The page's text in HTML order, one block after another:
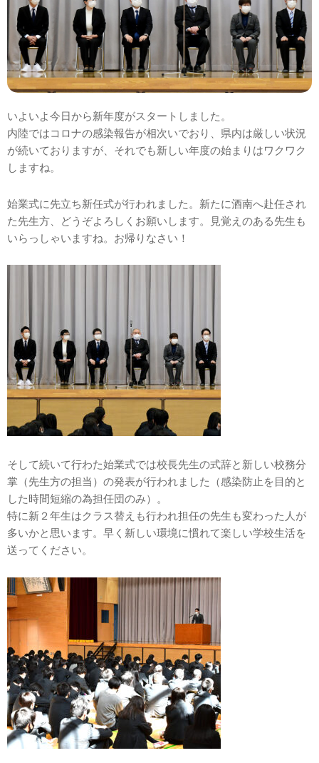
いよいよ今日から新年度がスタートしました。
内陸ではコロナの感染報告が相次いでおり、県内は厳しい状況
が続いておりますが、それでも新しい年度の始まりはワクワク
しますね。
始業式に先立ち新任式が行われました。新たに酒南へ赴任され
た先生方、どうぞよろしくお願いします。見覚えのある先生も
いらっしゃいますね。お帰りなさい！
そして続いて行わた始業式では校長先生の式辞と新しい校務分
掌（先生方の担当）の発表が行われました（感染防止を目的と
した時間短縮の為担任団のみ）。
特に新２年生はクラス替えも行われ担任の先生も変わった人が
多いかと思います。早く新しい環境に慣れて楽しい学校生活を
送ってください。